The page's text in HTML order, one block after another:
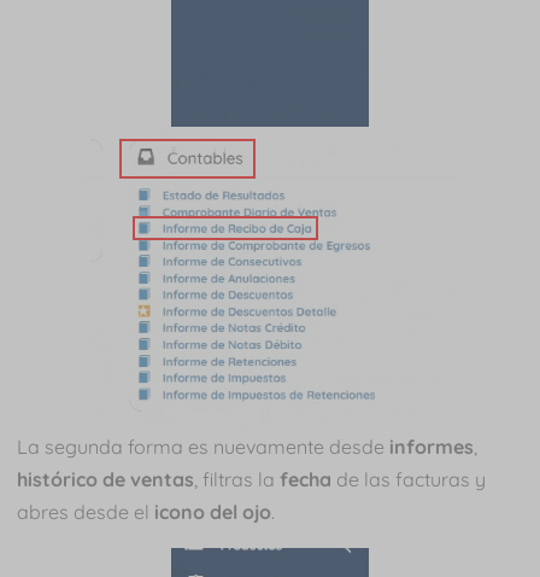
La segunda forma es nuevamente desde informes
histórico de ventas , filtras la fecha de las facturas y
abres desde el icono del ojo.